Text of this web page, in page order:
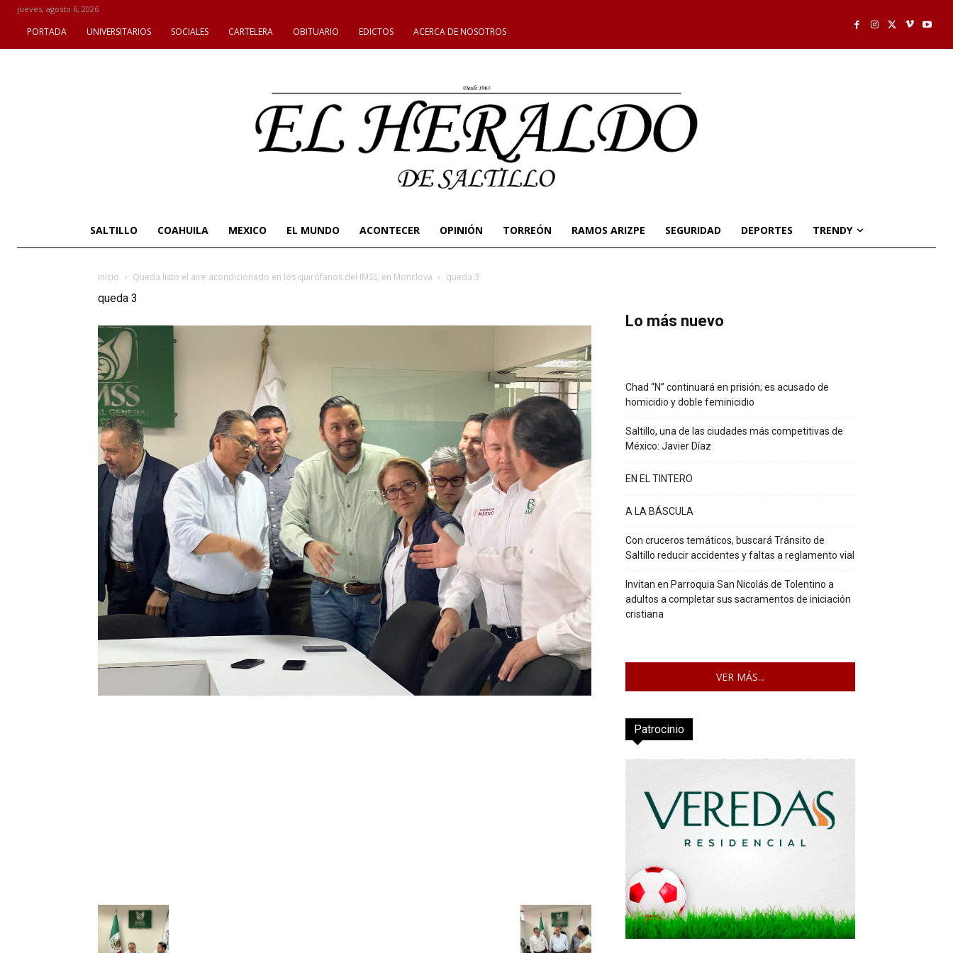
jueves, agosto 6, 2026
PORTADA UNIVERSITARIOS SOCIALES CARTELERA OBITUARIO EDICTOS ACERCA DE NOSOTROS
SALTILLO COAHUILA MEXICO EL MUNDO ACONTECER OPINIÓN TORREÓN RAMOS ARIZPE SEGURIDAD DEPORTES TRENDY
Inicio Queda listo el aire acondicionado en los quirófanos del IMSS, en Monclova queda 3
queda 3
Lo más nuevo
Chad “N” continuará en prisión; es acusado de
homicidio y doble feminicidio
Saltillo, una de las ciudades más competitivas de
México: Javier Díaz
EN EL TINTERO
A LA BÁSCULA
Con cruceros temáticos, buscará Tránsito de
Saltillo reducir accidentes y faltas a reglamento vial
Invitan en Parroquia San Nicolás de Tolentino a
adultos a completar sus sacramentos de iniciación
cristiana
VER MÁS...
Patrocinio